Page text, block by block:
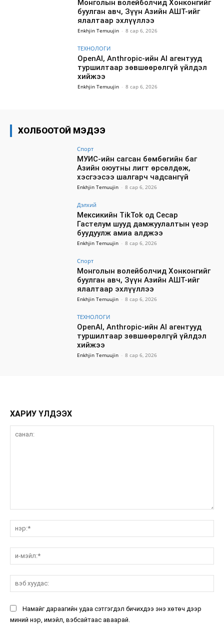
Монголын волейболчид Хонконгийг
буулган авч, Зүүн Азийн АШТ-ийг
ялалтаар эхлүүллээ
Enkhjin Temuujin - 8 сар 6, 2026
ТЕХНОЛОГИ
OpenAI, Anthropic-ийн AI агентууд
туршилтаар зөвшөөрөлгүй үйлдэл
хийжээ
Enkhjin Temuujin - 8 сар 6, 2026
ХОЛБООТОЙ МЭДЭЭ
Спорт
МУИС-ийн сагсан бөмбөгийн баг
Азийн оюутны лигт өрсөлдөж,
хэсгээсээ шалгарч чадсангүй
Enkhjin Temuujin - 8 сар 6, 2026
Дэлхий
Мексикийн TikTok од Сесар
Гастелум шууд дамжуулалтын үеэр
буудуулж амиа алджээ
Enkhjin Temuujin - 8 сар 6, 2026
Спорт
Монголын волейболчид Хонконгийг
буулган авч, Зүүн Азийн АШТ-ийг
ялалтаар эхлүүллээ
Enkhjin Temuujin - 8 сар 6, 2026
ТЕХНОЛОГИ
OpenAI, Anthropic-ийн AI агентууд
туршилтаар зөвшөөрөлгүй үйлдэл
хийжээ
Enkhjin Temuujin - 8 сар 6, 2026
ХАРИУ ҮЛДЭЭХ
Намайг дараагийн удаа сэтгэгдэл бичихдээ энэ хөтөч дээр
миний нэр, имэйл, вэбсайтаас аваарай.